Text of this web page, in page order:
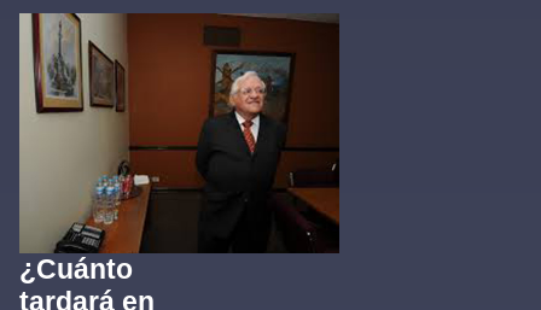
¿Cuánto
tardará en